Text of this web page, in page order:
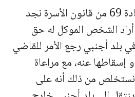
وبالرجوع إلى نص المادة 69 من قانون الأسرة نجد
الشخص الموكل له حق
بلد أجنبي رجع الأمر للقاضي
إسقاطها عنه، مع مراعاة
من ذلك أنه على